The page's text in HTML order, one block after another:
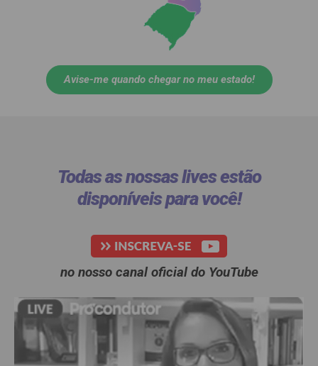
Avise-me quando chegar no meu estado!
Todas as nossas lives estão
disponíveis para você!​
no nosso canal oficial do YouTube